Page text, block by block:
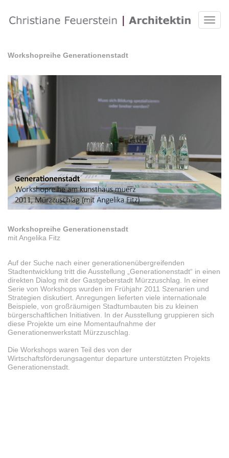
Workshopreihe Generationenstadt
Workshopreihe Generationenstadt
mit Angelika Fitz
Auf der Suche nach einer generationenübergreifenden
Stadtentwicklung tritt die Ausstellung „Generationenstadt“ in einen
direkten Dialog mit der Gastgeberstadt Mürzzuschlag. In einer
Serie von Workshops wurden im Frühjahr 2011 Szenarien und
Strategien diskutiert. Anregungen lieferten viele internationale
Beispiele, von großräumigen Stadtumbauten bis zu kleinen
bürgerschaftlichen Initiativen. In der Ausstellung gruppieren sich
diese Projekte um eine Momentaufnahme der
Generationenwerkstatt Mürzzuschlag.
Die Workshops waren Teil des von der
Wirtschaftsförderungsagentur departure unterstützten Projekts
Generationenstadt.